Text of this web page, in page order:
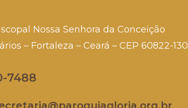
Nossa Senhora da Conceição
– Fortaleza – Ceará – CEP 60822-130
7488